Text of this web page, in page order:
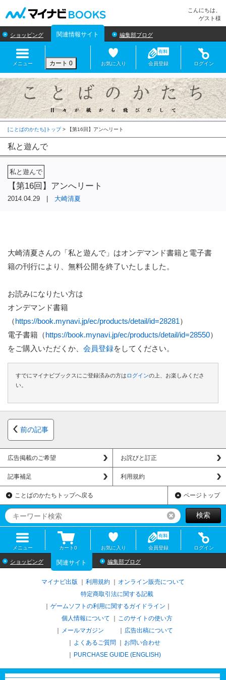
こんにちは、
ゲスト様
ショッピング 関連情報サイト 編集部ブログ
メニュー カート 0 お気に入り 会員登録 ログイン
[ことばのかたち]トップ>
私と遊んで
私と遊んで
【第16回】アンへリート
2014.04.29 | 大崎清夏
大崎清夏さんの「私と遊んで」はオンデマンド書籍と電子書
籍の刊行により、無料公開を終了いたしました。
お読みになりたい方は
オンデマンド書籍
（https://book.mynavi.jp/ec/products/detail/id=28281）
電子書籍（https://book.mynavi.jp/ec/products/detail/id=28550）
をご購入いただくか、 会員登録をしてください。
すでにマイナビブックスにご登録済みの方は ログインの上、お楽しみくださ
い。
前の記事
広告掲載のご希望 お詫びと訂正
記事補足 利用規約
ことばのかたちトップへ戻る ページトップ
リセット検索
メニュー カート0 お気に入り 会員登録 ログイン
ショッピング 関連サイト 編集部ブログ
マイナビ出版 利用規約
オンライン販売について
特定商取引法に関する記載
ゲームソフトの利用に関するガイドライン
個人情報について
このサイトの使い方
メールマガジン
広告出稿について
よくあるご質問
お問い合わせ
PURCHASE GUIDE (ENGLISH)